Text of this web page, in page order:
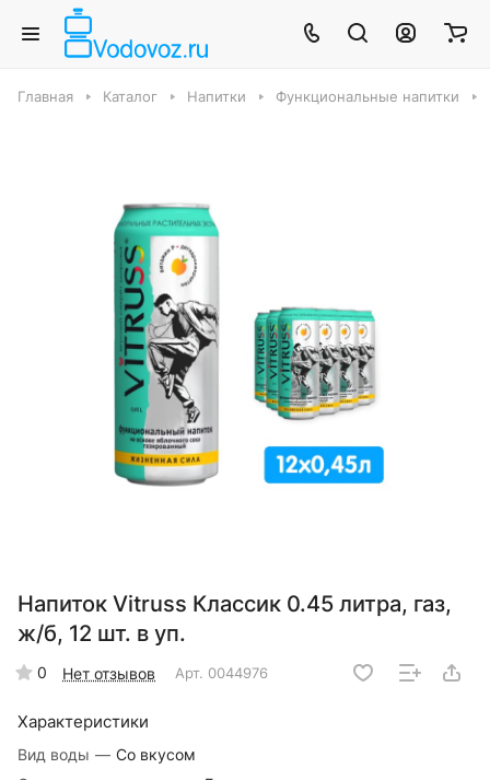
Главная Каталог Напитки Функциональные напитки
Напиток Vitruss Классик 0.45 литра, газ,
ж/б, 12 шт. в уп.
0 Нет отзывов Арт. 0044976
Характеристики
Вид воды — Со вкусом